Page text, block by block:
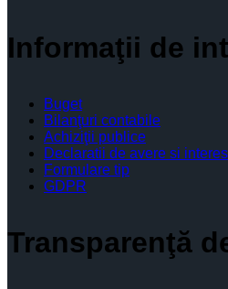
Informaţii de
Buget
Bilanţuri contabile
Achiziţii publice
Declaratii de avere si
Formulare tip
GDPR
Transparenţă